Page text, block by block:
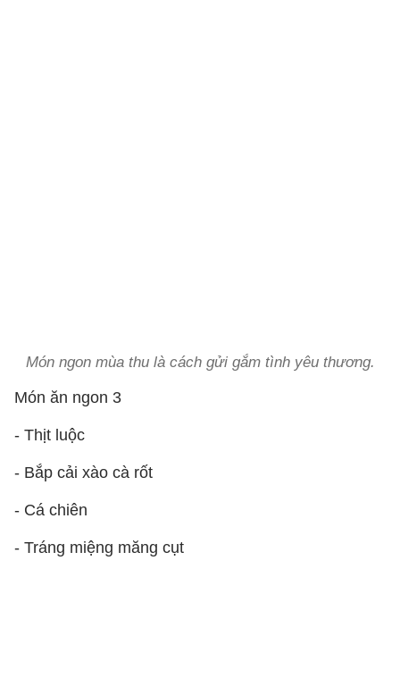
Món ngon mùa thu là cách gửi gắm tình yêu thương.
Món ăn ngon 3
- Thịt luộc
- Bắp cải xào cà rốt
- Cá chiên
- Tráng miệng măng cụt